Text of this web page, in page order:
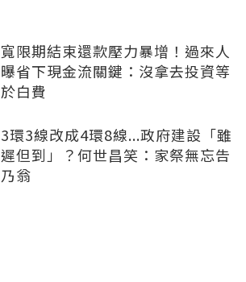
寬限期結束還款壓力暴增！過來人
曝省下現金流關鍵：沒拿去投資等
於白費
3環3線改成4環8線...政府建設「雖
遲但到」？何世昌笑：家祭無忘告
乃翁